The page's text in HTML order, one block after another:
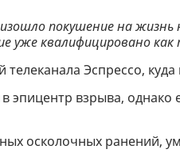
покушение на
уже квалифицировано
телеканала Эспрессо,
эпицентр взрыва, однако
осколочных ранений,